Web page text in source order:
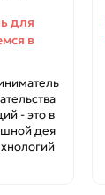
для
в
- это в
дея